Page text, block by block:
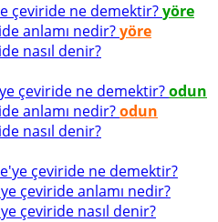
çeviride ne demektir?yöre
anlamı nedir?yöre
nasıl denir?
çeviride ne demektir?odun
anlamı nedir?odun
nasıl denir?
çeviride ne demektir?
çeviride anlamı nedir?
çeviride nasıl denir?